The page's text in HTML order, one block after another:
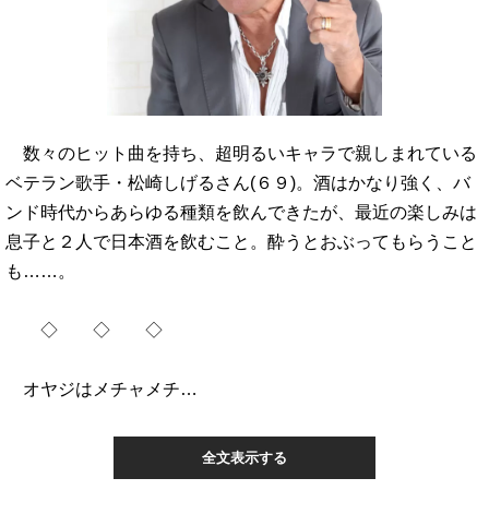
数々のヒット曲を持ち、超明るいキャラで親しまれている
ベテラン歌手・松崎しげるさん(６９)。酒はかなり強く、バ
ンド時代からあらゆる種類を飲んできたが、最近の楽しみは
息子と２人で日本酒を飲むこと。酔うとおぶってもらうこと
も……。
◇ ◇ ◇
オヤジはメチャメチ…
全文表示する